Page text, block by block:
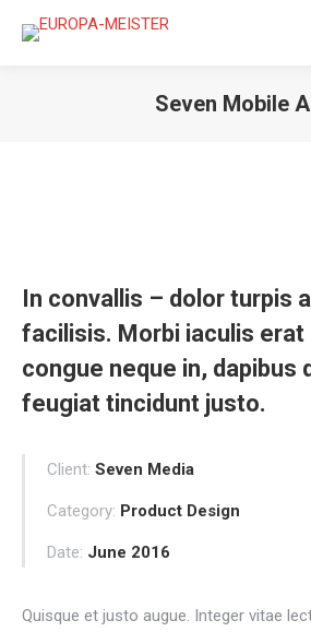
Seven Mobile
In convallis – dolor turpis
facilisis. Morbi iaculis erat
congue neque in, dapibus
feugiat tincidunt justo.
Client: Seven Media
Category: Product Design
Date: June 2016
Quisque et justo augue. Integer vitae